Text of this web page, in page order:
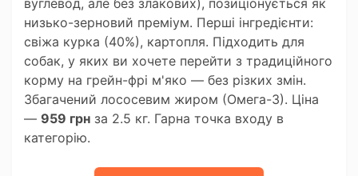
вуглевод, але без злакових), позиціонується як
низько-зерновий преміум. Перші інгредієнти:
свіжа курка (40%), картопля. Підходить для
собак, у яких ви хочете перейти з традиційного
корму на грейн-фрі м'яко — без різких змін.
Збагачений лососевим жиром (Омега-3). Ціна
— 959 грн за 2.5 кг. Гарна точка входу в
категорію.